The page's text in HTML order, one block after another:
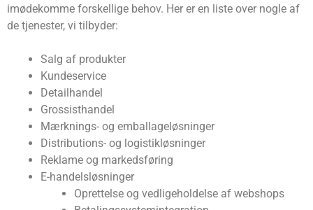
imødekomme forskellige behov. Her er en liste over nogle af
de tjenester, vi tilbyder:
Salg af produkter
Kundeservice
Detailhandel
Grossisthandel
Mærknings- og emballageløsninger
Distributions- og logistikløsninger
Reklame og markedsføring
E-handelsløsninger
Oprettelse og vedligeholdelse af webshops